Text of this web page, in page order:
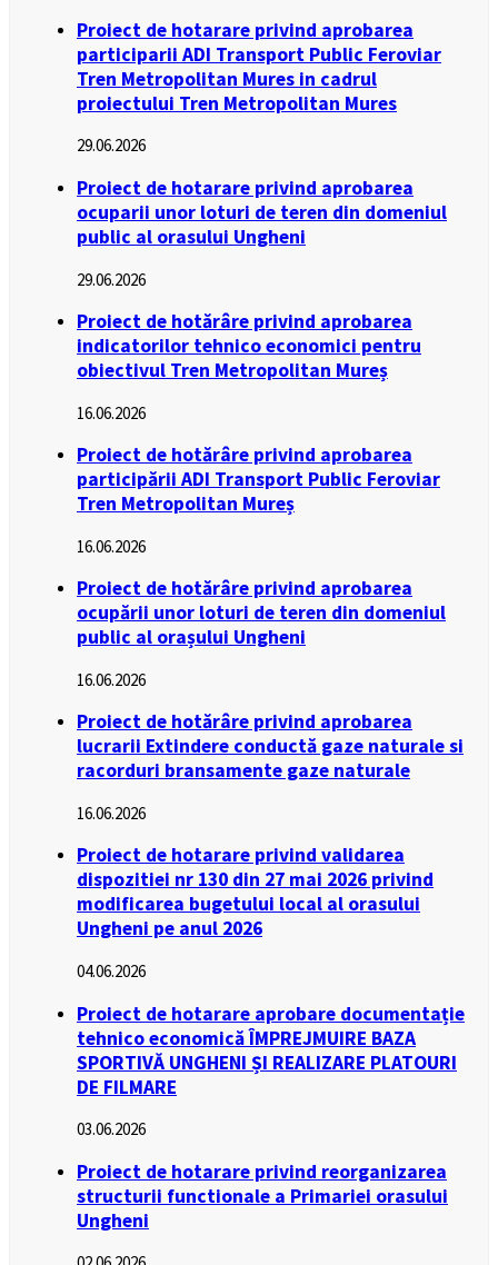
Proiect de hotarare privind aprobarea
participarii ADI Transport Public Feroviar
Tren Metropolitan Mures in cadrul
proiectului Tren Metropolitan Mures
29.06.2026
Proiect de hotarare privind aprobarea
ocuparii unor loturi de teren din domeniul
public al orasului Ungheni
29.06.2026
Proiect de hotărâre privind aprobarea
indicatorilor tehnico economici pentru
obiectivul Tren Metropolitan Mureș
16.06.2026
Proiect de hotărâre privind aprobarea
participării ADI Transport Public Feroviar
Tren Metropolitan Mureș
16.06.2026
Proiect de hotărâre privind aprobarea
ocupării unor loturi de teren din domeniul
public al orașului Ungheni
16.06.2026
Proiect de hotărâre privind aprobarea
lucrarii Extindere conductă gaze naturale si
racorduri bransamente gaze naturale
16.06.2026
Proiect de hotarare privind validarea
dispozitiei nr 130 din 27 mai 2026 privind
modificarea bugetului local al orasului
Ungheni pe anul 2026
04.06.2026
Proiect de hotarare aprobare documentație
tehnico economică ÎMPREJMUIRE BAZA
SPORTIVĂ UNGHENI ȘI REALIZARE PLATOURI
DE FILMARE
03.06.2026
Proiect de hotarare privind reorganizarea
structurii functionale a Primariei orasului
Ungheni